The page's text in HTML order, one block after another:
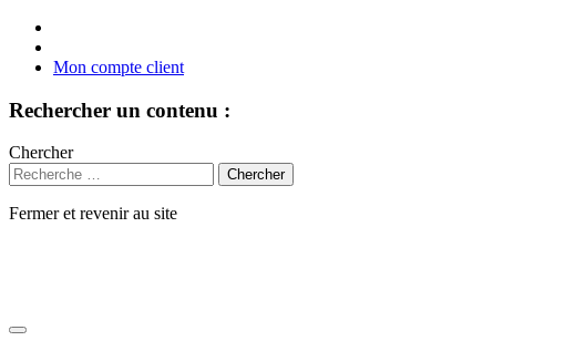
Mon compte client
Rechercher un contenu :
Chercher
Fermer et revenir au site